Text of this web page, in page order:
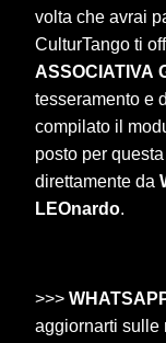
volta che avrai
CulturTango ti
ASSOCIATIVA
tesseramento e
compilato il
posto per
direttamente da
LEOnardo.
>>>
aggiornarti sulle